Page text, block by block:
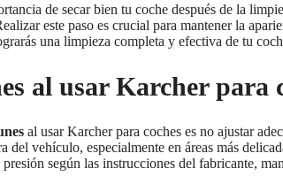
de secar bien tu coche después de la
este paso es crucial para mantener la
una limpieza completa y efectiva de tu
al usar Karcher para
al usar Karcher para coches es no ajustar
del vehículo, especialmente en áreas más
según las instrucciones del fabricante,